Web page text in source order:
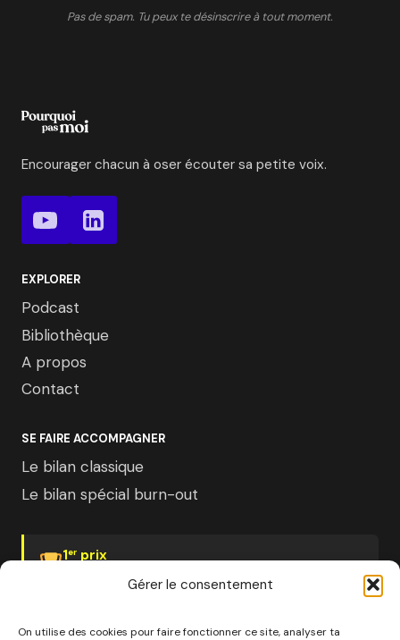
Gérer le consentement
On utilise des cookies pour faire fonctionner ce site, analyser ta
Pas de spam. Tu peux te désinscrire à tout moment.
Encourager chacun à oser écouter sa petite voix.
EXPLORER
Podcast
Bibliothèque
A propos
Contact
SE FAIRE ACCOMPAGNER
Le bilan classique
Le bilan spécial burn-out
1er prix